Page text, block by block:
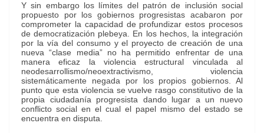
Y sin embargo los límites del patrón de inclusión social
propuesto por los gobiernos progresistas acabaron por
comprometer la capacidad de profundizar estos procesos
de democratización plebeya. En los hechos, la integración
por la vía del consumo y el proyecto de creación de una
nueva “clase media” no ha permitido enfrentar de una
manera eficaz la violencia estructural vinculada al
neodesarrollismo/neoextractivismo, violencia
sistemáticamente negada por los propios gobiernos. Al
punto que esta violencia se vuelve rasgo constitutivo de la
propia ciudadanía progresista dando lugar a un nuevo
conflicto social en el cual el papel mismo del estado se
encuentra en disputa.